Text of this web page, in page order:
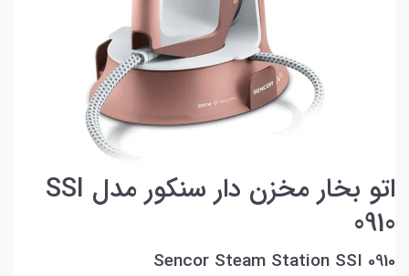
اتو بخار مخزن دار سنکور مدل SSI
0910
Sencor Steam Station SSI 0910